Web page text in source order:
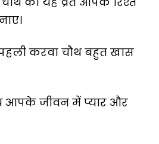
करवा चौथ बहुत खास
आपके जीवन में प्यार और